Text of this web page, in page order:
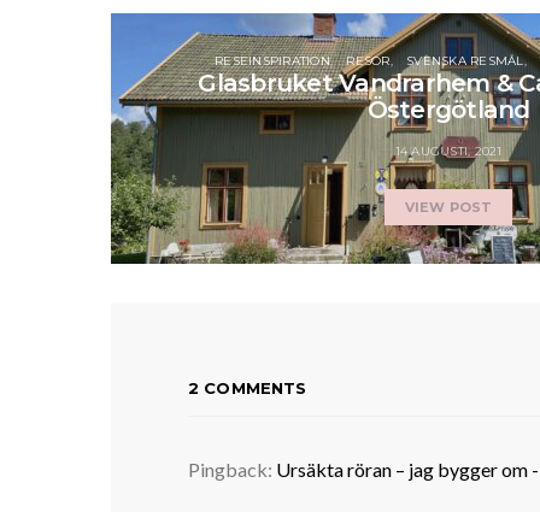
RESEINSPIRATION RESOR SVENSKA RESMÅL
Glasbruket Vandrarhem &
Östergötland
14 AUGUSTI, 2021
VIEW POST
2 COMMENTS
Pingback: Ursäkta röran – jag bygger om